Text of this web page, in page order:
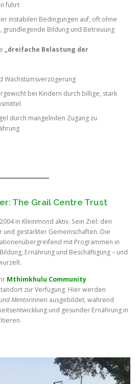
führt
instabilen Bedingungen auf, oft ohne
grundlegende Bildung und Betreuung
„dreifache Belastung der
Wachstumsverzögerung
bei Kindern durch billige, stark
durch mangelnden Zugang zu
The Grail Centre Trust
in Kleinmond aktiv. Sein Ziel: den
gestärkter Gemeinschaften. Die
mit Programmen in
Ernährung und Beschäftigung – und
Mthimkhulu Community
zur Verfügung. Hier werden
Mentorinnen ausgebildet, während
und gesunder Ernährung in